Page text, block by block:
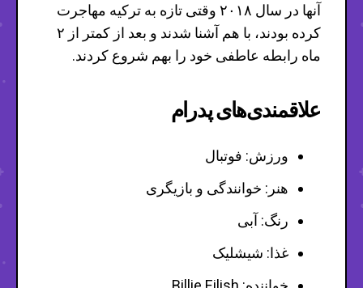
آنها در سال ۲۰۱۸ وقتی تازه به ترکیه مهاجرت
کرده بودند، با هم آشنا شدند و بعد از کمتر از ۲
ماه رابطه عاطفی خود را بهم شروع کردند.
علاقمندی‌های پدرام
ورزش: فوتبال
هنر: خوانندگی و بازیگری
رنگ: آبی
غذا: شیشلیک